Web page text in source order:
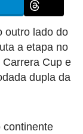
outro lado do
a etapa no
Cup e
dupla da
continente